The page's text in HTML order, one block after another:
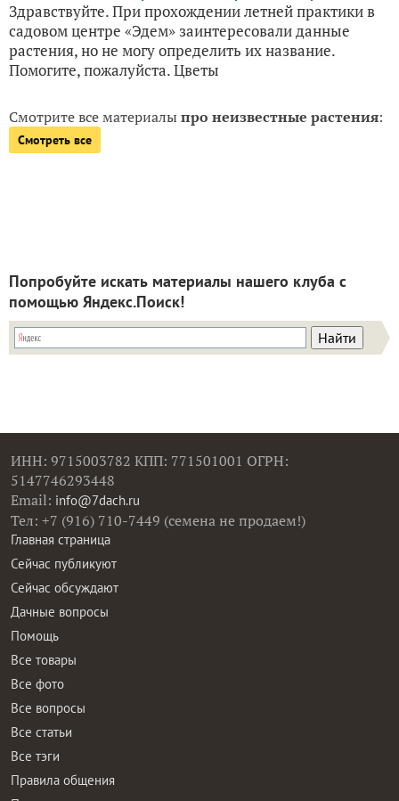
Здравствуйте. При прохождении летней практики в
садовом центре «Эдем» заинтересовали данные
растения, но не могу определить их название.
Помогите, пожалуйста. Цветы
Смотрите все материалыпро неизвестные растения:
Смотреть все
Попробуйте искать материалы нашего клуба с
помощью Яндекс.Поиск!
ИНН: 9715003782 КПП: 771501001 ОГРН:
5147746293448
Email: info@7dach.ru
Тел: +7 (916) 710-7449 (семена не продаем!)
Главная страница
Сейчас публикуют
Сейчас обсуждают
Дачные вопросы
Помощь
Все товары
Все фото
Все вопросы
Все статьи
Все тэги
Правила общения